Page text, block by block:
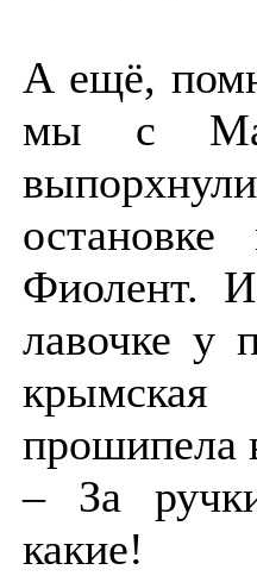
А ещё,
мы с
Фиолент.
лавочке у
прошипела
– За
какие!